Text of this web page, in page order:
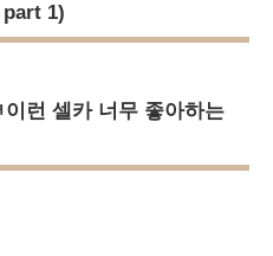
1)
이런 셀카 너무 좋아하는